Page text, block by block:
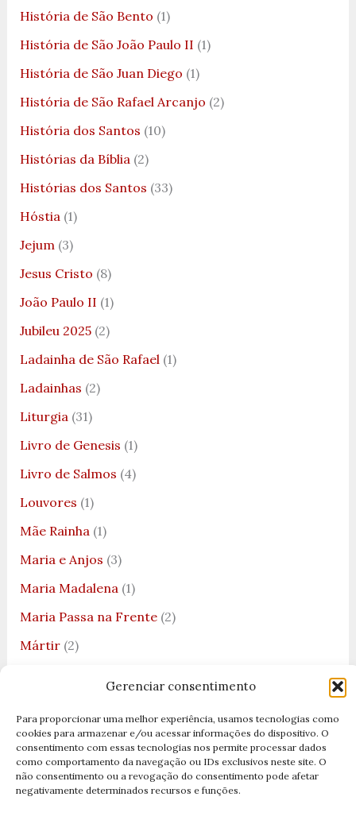
Gerenciar consentimento
Para proporcionar uma melhor experiência, usamos tecnologias como
cookies para armazenar e/ou acessar informações do dispositivo. O
consentimento com essas tecnologias nos permite processar dados
como comportamento da navegação ou IDs exclusivos neste site. O
não consentimento ou a revogação do consentimento pode afetar
negativamente determinados recursos e funções.
História de São Bento (1)
História de São João Paulo II (1)
História de São Juan Diego (1)
História de São Rafael Arcanjo (2)
História dos Santos (10)
Histórias da Bíblia(2)
Histórias dos Santos (33)
Hóstia(1)
Jejum(3)
Jesus Cristo (8)
João Paulo II (1)
Jubileu 2025(2)
Ladainha de São Rafael(1)
Ladainhas (2)
Liturgia(31)
Livro de Genesis (1)
Livro de Salmos (4)
Louvores (1)
Mãe Rainha(1)
Maria e Anjos (3)
Maria Madalena(1)
Maria Passa na Frente(2)
Mártir(2)
Medalha de São bento (2)
Miguel Arcanjo(1)
Milagres(2)